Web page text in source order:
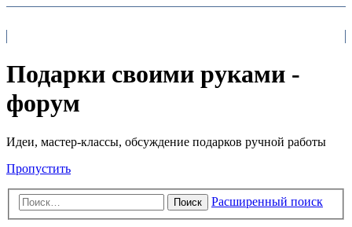
Подарки своими руками -
форум
Идеи, мастер-классы, обсуждение подарков ручной работы
Пропустить
Поиск Расширенный поиск